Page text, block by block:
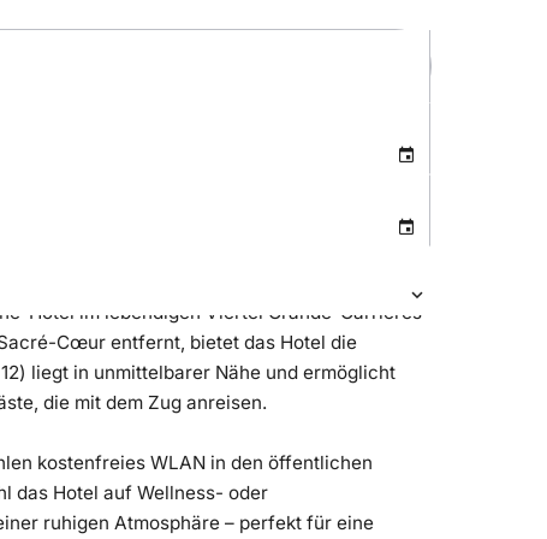
Hotel im lebendigen Viertel Grande-Carrières
Cœur entfernt, bietet das Hotel die
liegt in unmittelbarer Nähe und ermöglicht
die mit dem Zug anreisen.
kostenfreies WLAN in den öffentlichen
das Hotel auf Wellness- oder
ruhigen Atmosphäre – perfekt für eine